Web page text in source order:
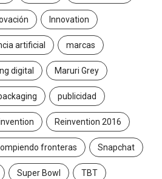
Innovation
artificial marcas
digital Maruri Grey
publicidad
Reinvention 2016
fronteras Snapchat
Super Bowl TBT